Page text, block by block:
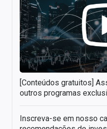
[Conteúdos gratuitos]
outros programas
Inscreva-se em nosso